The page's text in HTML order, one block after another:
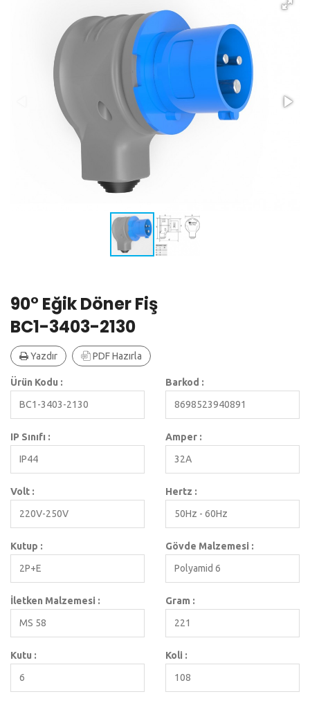
90° Eğik Döner Fiş
BC1-3403-2130
Yazdır PDF Hazırla
Ürün Kodu :
BC1-3403-2130
Barkod :
8698523940891
IP Sınıfı :
IP44
Amper :
32A
Volt :
220V-250V
Hertz :
50Hz - 60Hz
Kutup :
2P+E
Gövde Malzemesi :
Polyamid 6
İletken Malzemesi :
MS 58
Gram :
221
Kutu :
6
Koli :
108